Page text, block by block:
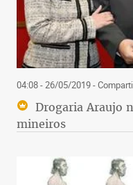
04:08 - 26/05/2019-
Drogaria Araujo
mineiros